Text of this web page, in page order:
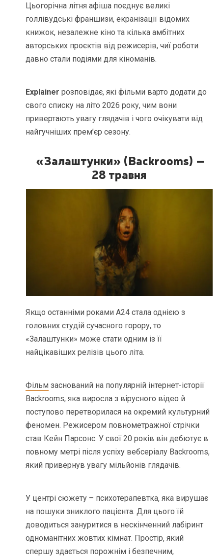
Цьогорічна літня афіша поєднує великі
голлівудські франшизи, екранізації відомих
книжок, незалежне кіно та кілька амбітних
авторських проєктів від режисерів, чиї роботи
давно стали подіями для кіноманів.
Explainerрозповідає, які фільми варто додати до
свого списку на літо 2026 року, чим вони
привертають увагу глядачів і чого очікувати від
найгучніших прем’єр сезону.
«Залаштунки» (Backrooms) –
28 травня
Якщо останніми роками A24 стала однією з
головних студій сучасного горору, то
«Залаштунки» може стати одним із її
найцікавіших релізів цього літа.
Фільм заснований на популярній інтернет-історії
Backrooms, яка виросла з вірусного відео й
поступово перетворилася на окремий культурний
феномен. Режисером повнометражної стрічки
став Кейн Парсонс. У свої 20 років він дебютує в
повному метрі після успіху вебсеріалу Backrooms,
який привернув увагу мільйонів глядачів.
У центрі сюжету – психотерапевтка, яка вирушає
на пошуки зниклого пацієнта. Для цього їй
доводиться зануритися в нескінченний лабіринт
одноманітних жовтих кімнат. Простір, який
спершу здається порожнім і безпечним,